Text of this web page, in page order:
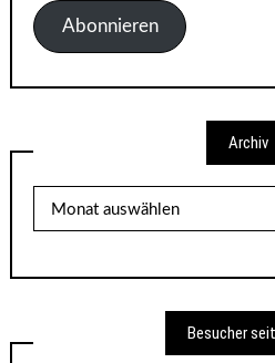
AdresseAbonnieren
Archiv
Besucher